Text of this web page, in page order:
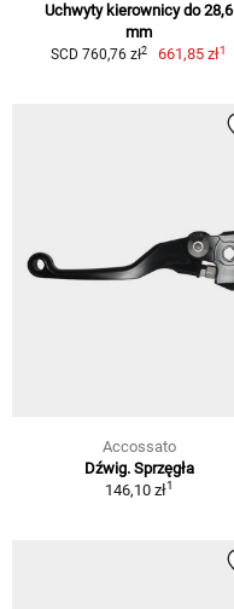
Uchwyty kierownicy do 28,6
mm
SCD 760,76 zł2 661,85 zł1
Accossato
Dźwig. Sprzęgła
146,10 zł1